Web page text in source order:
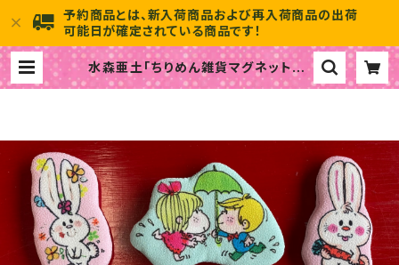
予約商品とは、新入荷商品および再入荷商品の出荷
可能日が確定されている商品です！
水森亜土「ちりめん雑貨マグネット」 |
水森亜土のおもちゃ箱画廊 official